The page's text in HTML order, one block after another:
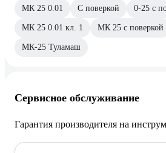
МК 25 0.01 С поверкой 0-25 с
МК 25 0.01 кл. 1 МК 25 с поверкой
МК-25 Туламаш
Сервисное обслуживание
Гарантия производителя на